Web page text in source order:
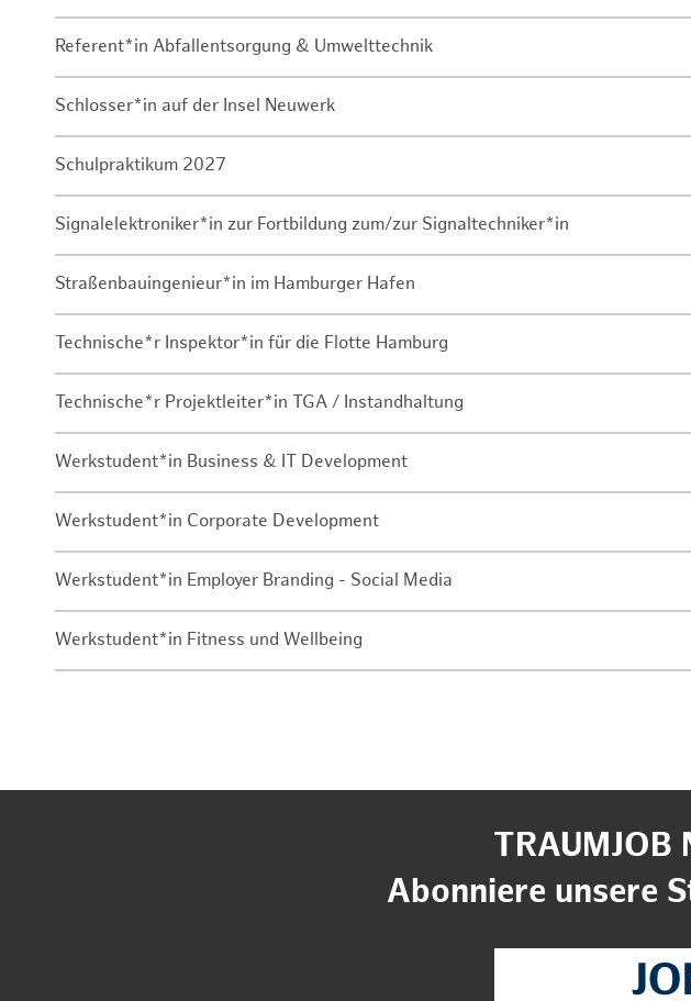
Referent*in Abfallentsorgung & Umwelttechnik
Schlosser*in auf der Insel Neuwerk
Schulpraktikum 2027
Signalelektroniker*in zur Fortbildung zum/zur Signaltechniker*in
Straßenbauingenieur*in im Hamburger Hafen
Technische*r Inspektor*in für die Flotte Hamburg
Technische*r Projektleiter*in TGA / Instandhaltung
Werkstudent*in Business & IT Development
Werkstudent*in Corporate Development
Werkstudent*in Employer Branding - Social Media
Werkstudent*in Fitness und Wellbeing
TRAUMJOB
Abonniere unsere